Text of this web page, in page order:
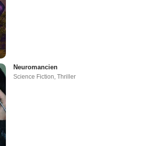
Neuromancien
Science Fiction,Thriller